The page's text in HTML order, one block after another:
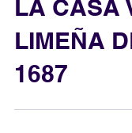
Centro de Información y
LA CASA
LIMEÑA